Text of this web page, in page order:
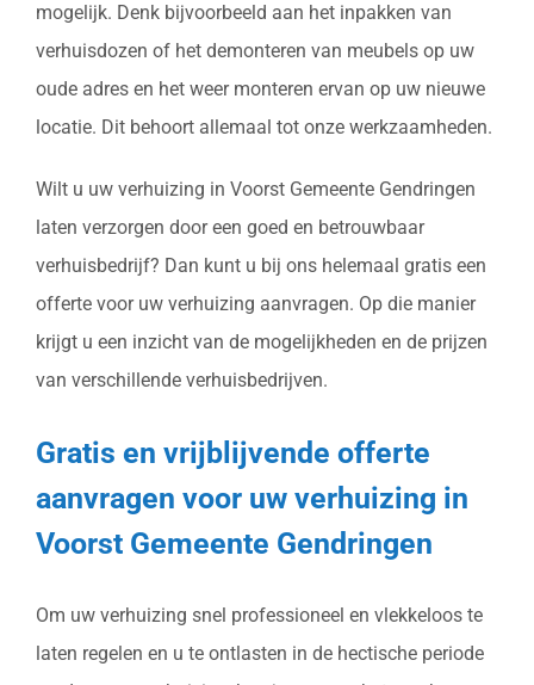
mogelijk. Denk bijvoorbeeld aan het inpakken van
verhuisdozen of het demonteren van meubels op uw
oude adres en het weer monteren ervan op uw nieuwe
locatie. Dit behoort allemaal tot onze werkzaamheden.
Wilt u uw verhuizing in Voorst Gemeente Gendringen
laten verzorgen door een goed en betrouwbaar
verhuisbedrijf? Dan kunt u bij ons helemaal gratis een
offerte voor uw verhuizing aanvragen. Op die manier
krijgt u een inzicht van de mogelijkheden en de prijzen
van verschillende verhuisbedrijven.
Gratis en vrijblijvende offerte
aanvragen voor uw verhuizing in
Voorst Gemeente Gendringen
Om uw verhuizing snel professioneel en vlekkeloos te
laten regelen en u te ontlasten in de hectische periode